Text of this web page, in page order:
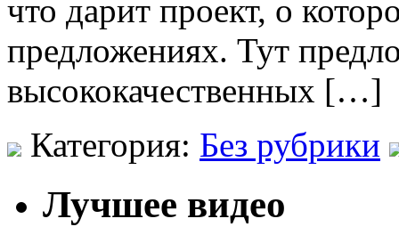
что дарит проект, о
предложениях. Тут
высококачественных […]
Категория: Без рубрики
Лучшее видео